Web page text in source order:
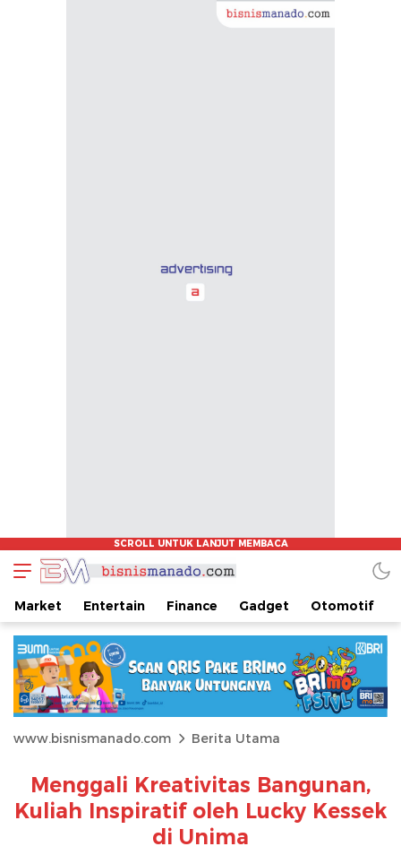
Market Entertain Finance Gadget Otomotif
www.bisnismanado.com Berita Utama
Menggali Kreativitas Bangunan,
Kuliah Inspiratif oleh Lucky Kessek
di Unima